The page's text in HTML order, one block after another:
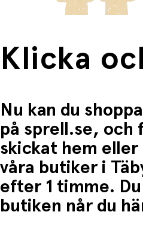
Klicka
Nu kan du
på sprell.se, och
skickat hem eller
våra butiker i
efter 1 timme.
butiken når du